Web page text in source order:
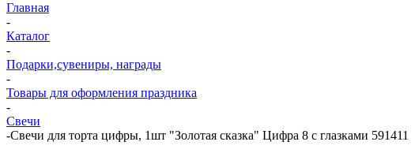
Главная
-
Каталог
-
Подарки,сувениры, награды
-
Товары для оформления праздника
-
Свечи
-Свечи для торта цифры, 1шт "Золотая сказка" Цифра 8 с глазками 591411